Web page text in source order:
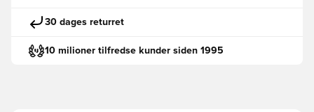
30 dages returret
10 milioner tilfredse kunder siden 1995